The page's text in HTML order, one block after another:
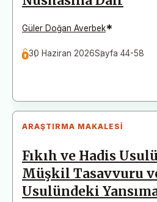
Güler Doğan Averbek*
30 Haziran 2026Sayfa 44-58
ARAŞTIRMA MAKALESI
Fıkıh ve Hadis
Müşkil Tasavvuru
Usulündeki